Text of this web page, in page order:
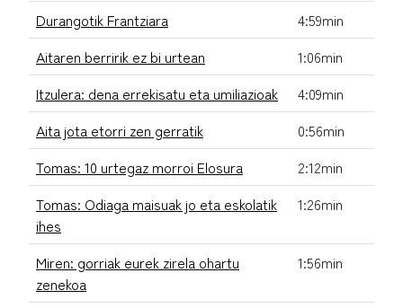
Durangotik Frantziara
4:59min
Aitaren berririk ez bi urtean
1:06min
Itzulera: dena errekisatu eta umiliazioak
4:09min
Aita jota etorri zen gerratik
0:56min
Tomas: 10 urtegaz morroi Elosura
2:12min
Tomas: Odiaga maisuak jo eta eskolatik
ihes
1:26min
Miren: gorriak eurek zirela ohartu
zenekoa
1:56min